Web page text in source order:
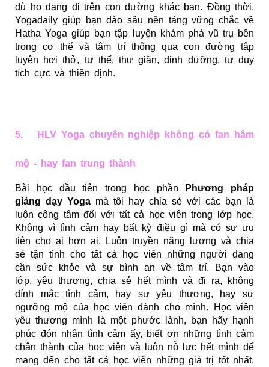
dù họ đang đi trên con đường khác bạn. Đồng thời,
Yogadaily giúp bạn đào sâu nền tảng vững chắc về
Hatha Yoga giúp bạn tập luyện khám phá vũ trụ bên
trong cơ thể và tâm trí thông qua con đường tập
luyện hơi thở, tư thế, thư giãn, dinh dưỡng, tư duy
tích cực và thiền định.
5. HLV Yoga chuyên nghiệp không có fan hâm
mộ - hay fan trung thành
Bài học đầu tiên trong học phần Phương pháp
giảng dạy Yoga mà tôi hay chia sẻ với các bạn là
luôn công tâm đối với tất cả học viên trong lớp học.
Không vì tình cảm hay bất kỳ điều gì mà có sự ưu
tiên cho ai hơn ai. Luôn truyền năng lượng và chia
sẻ tận tình cho tất cả học viên những người đang
cần sức khỏe và sự bình an về tâm trí. Bạn vào
lớp, yêu thương, chia sẻ hết mình và đi ra, không
dính mắc tình cảm, hay sự yêu thương, hay sự
ngưỡng mộ của học viên dành cho mình. Học viên
yêu thương mình là một phước lành, bạn hãy hạnh
phúc đón nhận tình cảm ấy, biết ơn những tình cảm
chân thành của học viên và luôn nỗ lực hết mình để
mang đến cho tất cả học viên những giá trị tốt nhất.